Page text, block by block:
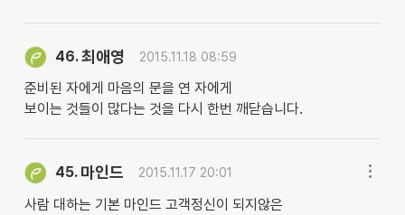
46.최애영 2015.11.18 08:59
준비된 자에게 마음의 문을 연 자에게
보이는 것들이 많다는 것을 다시 한번 깨닫습니다.
45. 마인드 2015.11.17 20:01
사람 대하는 기본 마인드 고객정신이 되지않은